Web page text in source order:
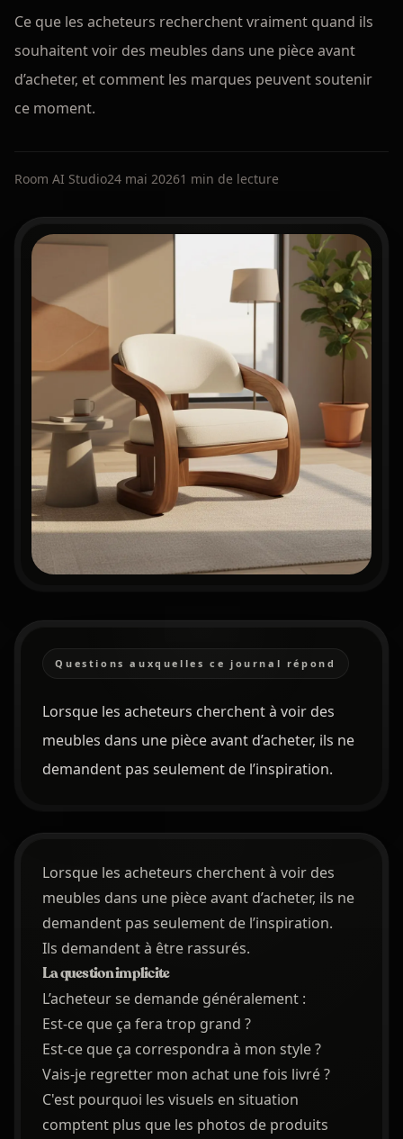
Ce que les acheteurs recherchent vraiment quand ils
souhaitent voir des meubles dans une pièce avant
d’acheter, et comment les marques peuvent soutenir
ce moment.
Room AI Studio24 mai 20261 min de lecture
Questions auxquelles ce journal répond
Lorsque les acheteurs cherchent à voir des
meubles dans une pièce avant d’acheter, ils ne
demandent pas seulement de l’inspiration.
Lorsque les acheteurs cherchent à voir des
meubles dans une pièce avant d’acheter, ils ne
demandent pas seulement de l’inspiration.
Ils demandent à être rassurés.
La question implicite
L’acheteur se demande généralement :
Est-ce que ça fera trop grand ?
Est-ce que ça correspondra à mon style ?
Vais-je regretter mon achat une fois livré ?
C'est pourquoi les visuels en situation
comptent plus que les photos de produits